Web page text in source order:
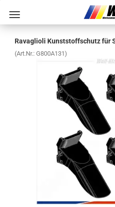
Ra­vaglio­li Kunst­stoff­schutz für
(Art.Nr.: G800A131)